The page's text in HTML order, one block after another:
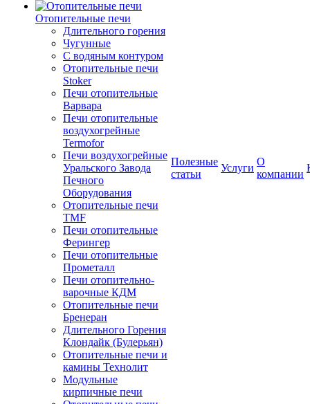
Отопительные печи
Длительного горения
Чугунные
C водяным контуром
Отопительные печи
Stoker
Печи отопительные
Варвара
Печи отопительные
воздухогрейные
Termofor
Печи воздухогрейные
Уральского Завода
Печного
Оборудования
Отопительные печи
TMF
Печи отопительные
Ферингер
Печи отопительные
Прометалл
Печи отопительно-
варочные КДМ
Отопительные печи
Бренеран
Длительного Горения
Клондайк (Булерьян)
Отопительные печи и
камины Технолит
Модульные
кирпичные печи
Полезные
статьи
Услуги
О
компании